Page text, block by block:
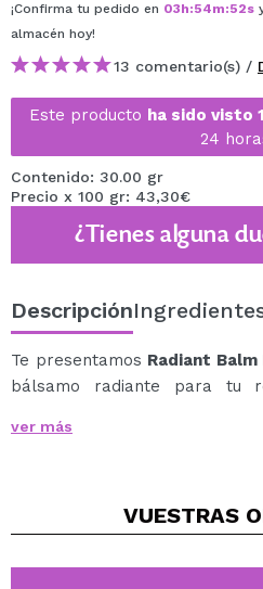
¡Confirma tu pedido en 03h:54m:52s
almacén hoy!
13 comentario(s) /
Este producto ha sido visto
24
Contenido: 30.00 gr
Precio x 100 gr: 43,30€
¿Tienes alguna
Descripción
Te presentamos Radiant Balm
bálsamo radiante para tu
uniformidad e hidratación.
mantendrá tu piel en
con un acabado glow natural.
ver más
VUESTRAS